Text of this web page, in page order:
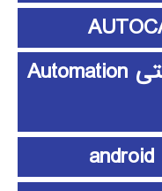
آموزش اتوماسیون صنعتی Automation